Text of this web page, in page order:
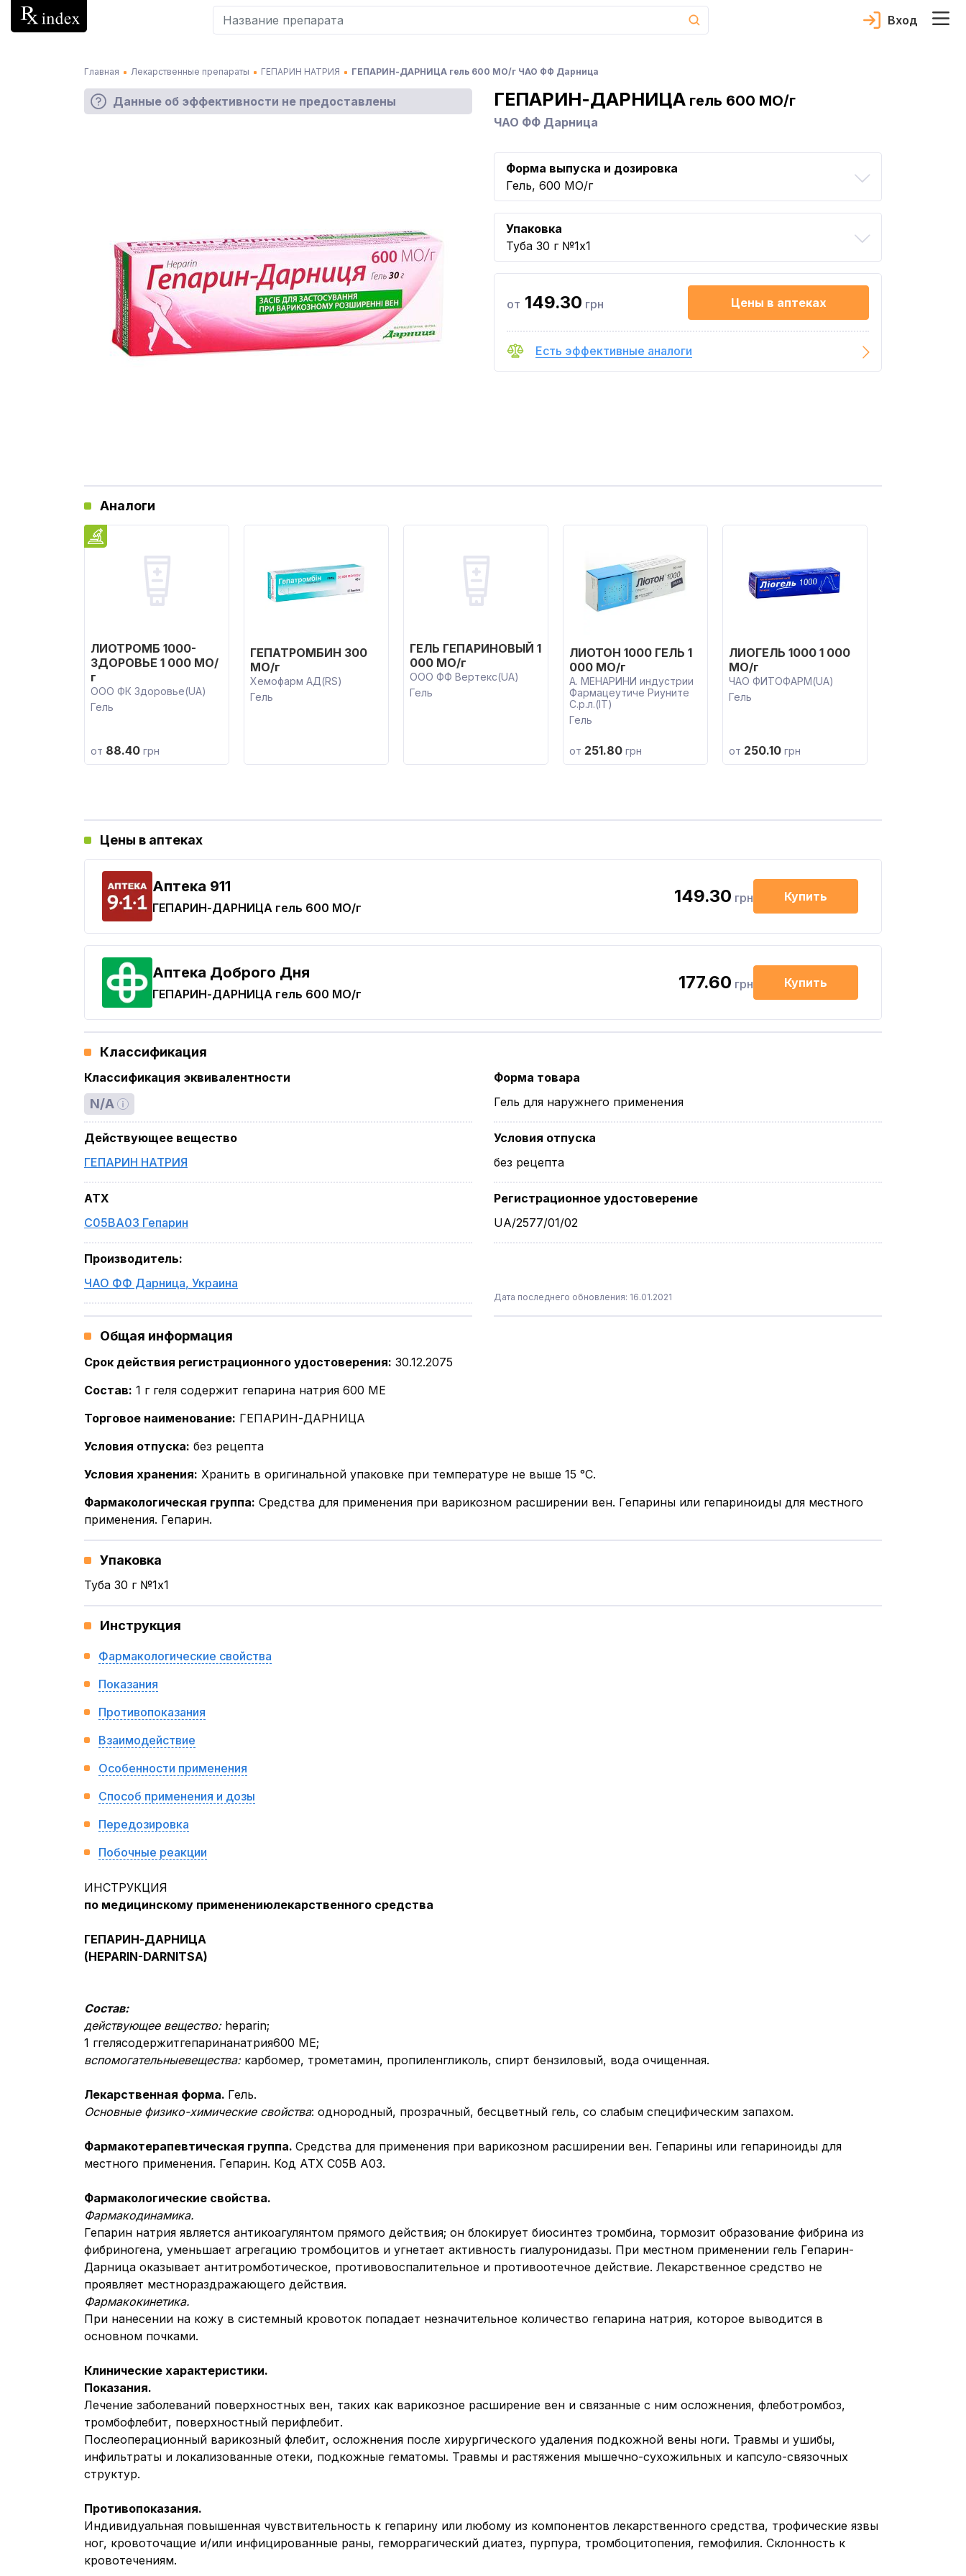
Вход
Главная Лекарственные препараты ГЕПАРИН НАТРИЯ ГЕПАРИН-ДАРНИЦА гель 600 МО/г ЧАО ФФ Дарница
Данные об эффективности не предоставлены ГЕПАРИН-ДАРНИЦА гель 600 МО/г
ЧАО ФФ Дарница
Форма выпуска и дозировка
Гель, 600 МО/г
Упаковка
Туба 30 г №1x1
от 149.30 грн Цены в аптеках
Есть эффективные аналоги
Аналоги
ЛИОТРОМБ 1000-
ЗДОРОВЬЕ 1 000 МО/
г
ООО ФК Здоровье(UA)
Гель
от 88.40 грн
ГЕПАТРОМБИН 300
МО/г
Хемофарм АД(RS)
Гель
ГЕЛЬ ГЕПАРИНОВЫЙ 1
000 МО/г
ООО ФФ Вертекс(UA)
Гель
ЛИОТОН 1000 ГЕЛЬ 1
000 МО/г
А. МЕНАРИНИ индустрии
Фармацеутиче Риуните
С.р.л.(IT)
Гель
от 251.80 грн
ЛИОГЕЛЬ 1000 1 000
МО/г
ЧАО ФИТОФАРМ(UA)
Гель
от 250.10 грн
Цены в аптеках
Aптека 911
ГЕПАРИН-ДАРНИЦА гель 600 МО/г
149.30 грн Купить
Аптека Доброго Дня
ГЕПАРИН-ДАРНИЦА гель 600 МО/г
177.60 грн Купить
Классификация
Классификация эквивалентности
N/A
Действующее вещество
ГЕПАРИН НАТРИЯ
ATX
C05BA03 Гепарин
Производитель:
ЧАО ФФ Дарница, Украина
Форма товара
Гель для наружнего применения
Условия отпуска
без рецепта
Регистрационное удостоверение
UA/2577/01/02
Дата последнего обновления: 16.01.2021
Общая информация
Срок действия регистрационного удостоверения: 30.12.2075
Состав: 1 г геля содержит гепарина натрия 600 МЕ
Торговое наименование: ГЕПАРИН-ДАРНИЦА
Условия отпуска: без рецепта
Условия хранения: Хранить в оригинальной упаковке при температуре не выше 15 °С.
Фармакологическая группа: Средства для применения при варикозном расширении вен. Гепарины или гепариноиды для местного
применения. Гепарин.
Упаковка
Туба 30 г №1x1
Инструкция
Фармакологические свойства
Показания
Противопоказания
Взаимодействие
Особенности применения
Способ применения и дозы
Передозировка
Побочные реакции
ИНСТРУКЦИЯ
по медицинскому применениюлекарственного средства
ГЕПАРИН-ДАРНИЦА
(НЕPARIN-DARNITSA)
Состав:
действующее вещество: heparin;
1 ггелясодержитгепаринанатрия600 МЕ;
вспомогательныевещества: карбомер, трометамин, пропиленгликоль, спирт бензиловый, вода очищенная.
Лекарственная форма. Гель.
Основные физико-химические свойства: однородный, прозрачный, бесцветный гель, со слабым специфическим запахом.
Фармакотерапевтическая группа. Средства для применения при варикозном расширении вен. Гепарины или гепариноиды для
местного применения. Гепарин. Код АТХ С05В А03.
Фармакологические свойства.
Фармакодинамика.
Гепарин натрия является антикоагулянтом прямого действия; он блокирует биосинтез тромбина, тормозит образование фибрина из
фибриногена, уменьшает агрегацию тромбоцитов и угнетает активность гиалуронидазы. При местном применении гель Гепарин-
Дарница оказывает антитромботическое, противовоспалительное и противоотечное действие. Лекарственное средство не
проявляет местнораздражающего действия.
Фармакокинетика.
При нанесении на кожу в системный кровоток попадает незначительное количество гепарина натрия, которое выводится в
основном почками.
Клинические характеристики.
Показания.
Лечение заболеваний поверхностных вен, таких как варикозное расширение вен и связанные с ним осложнения, флеботромбоз,
тромбофлебит, поверхностный перифлебит.
Послеоперационный варикозный флебит, осложнения после хирургического удаления подкожной вены ноги. Травмы и ушибы,
инфильтраты и локализованные отеки, подкожные гематомы. Травмы и растяжения мышечно-сухожильных и капсуло-связочных
структур.
Противопоказания.
Индивидуальная повышенная чувствительность к гепарину или любому из компонентов лекарственного средства, трофические язвы
ног, кровоточащие и/или инфицированные раны, геморрагический диатез, пурпура, тромбоцитопения, гемофилия. Склонность к
кровотечениям.